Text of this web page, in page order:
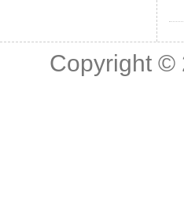
Copyright ©